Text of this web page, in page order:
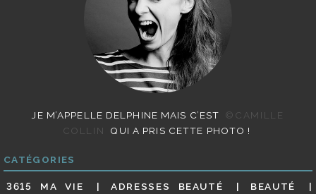
JE M’APPELLE DELPHINE MAIS C’EST
©CAMILLE
COLLIN
QUI A PRIS CETTE PHOTO !
CATÉGORIES
3615 MA VIE ADRESSES BEAUTÉ
BEAUTÉ